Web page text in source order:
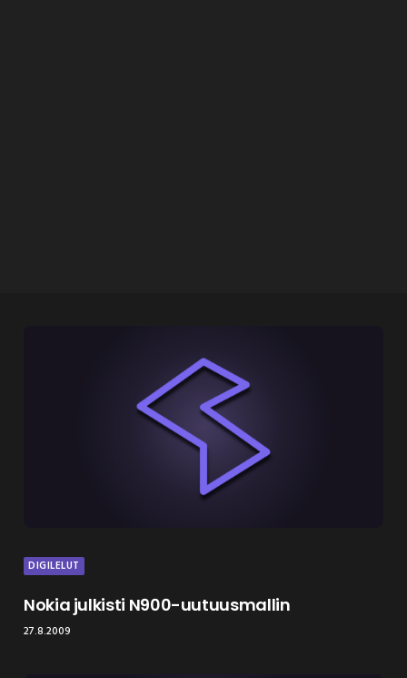
DIGILELUT
Nokia julkisti N900-uutuusmallin
27.8.2009